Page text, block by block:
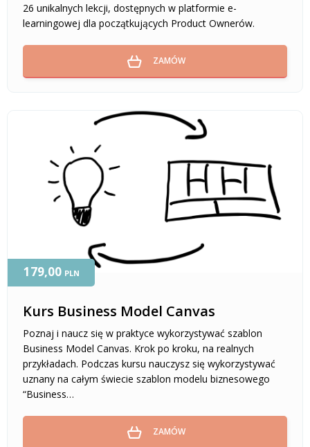
26 unikalnych lekcji, dostępnych w platformie e-
learningowej dla początkujących Product Ownerów.
ZAMÓW
Kurs Business Model Canvas
Poznaj i naucz się w praktyce wykorzystywać szablon
Business Model Canvas. Krok po kroku, na realnych
przykładach. Podczas kursu nauczysz się wykorzystywać
uznany na całym świecie szablon modelu biznesowego
“Business…
179,00 PLN
ZAMÓW